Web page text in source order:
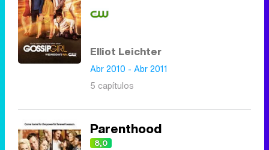
Elliot Leichter
Abr 2010 - Abr 2011
5 capítulos
Parenthood
8,0